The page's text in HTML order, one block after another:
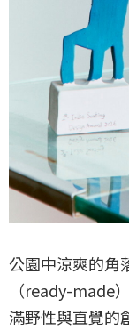
公園中涼爽的角
（ready-made
滿野性與直覺的